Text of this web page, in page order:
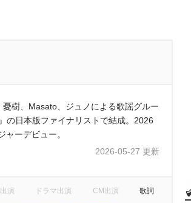
樹、Masato、ジュノによる歌謡グルー
の日本版ファイナリストで結成。2026
ーデビュー。
2026-05-27 更新
演 ドラマ出演 CM出演 歌詞